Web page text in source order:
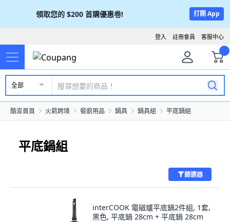
領取您的 $200 首購優惠卷! 打開 App
客服中心
註冊會員
登入
全部
酷澎首頁 火箭跨境 餐廚用品 鍋具 鍋具組 平底鍋組
平底鍋組
篩選器
interCOOK 電磁爐平底鍋2件組, 1套,
黑色, 平底鍋 28cm + 平底鍋 28cm